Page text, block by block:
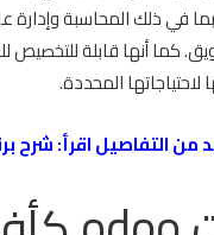
في ذلك المحاسبة وإدارة
كما أنها قابلة للتخصيص
المحددة.
من التفاصيل اقرأ:شرح